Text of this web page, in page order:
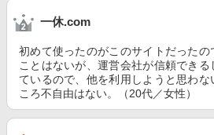
一休.com
初めて使ったのがこのサイトだったの
ことはないが、運営会社が信頼でき
ているので、他を利用しようと思わな
ころ不自由はない。（20代／女性）